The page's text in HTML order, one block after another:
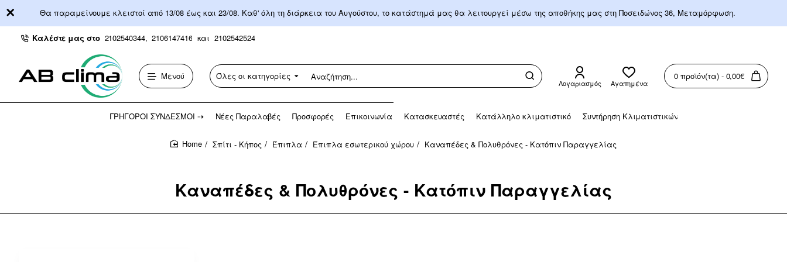
Θα παραμείνουμε κλειστοί από 13/08 έως και 23/08. Καθ' όλη τη διάρκεια του Αυγούστου, το κατάστημά μας θα λειτουργεί μέσω της αποθήκης μας στη Ποσειδώνος 36, Μεταμόρφωση.
Καλέστε μας στο 2102540344, 2106147416 και 2102542524
Μενού Όλες οι κατηγορίες
Αναζήτηση... Λογαριασμός Αγαπημένα
0 προϊόν(τα) - 0,00€
ΓΡΉΓΟΡΟΙ ΣΎΝΔΕΣΜΟΙ ⇢ Νέες Παραλαβές Προσφορές Επικοινωνία Κατασκευαστές Κατάλληλο κλιματιστικό Συντήρηση Κλιματιστικών
Καναπέδες & Πολυθρόνες - Κατόπιν Παραγγελίας
Σπίτι - Κήπος Έπιπλα Έπιπλα εσωτερικού χώρου Καναπέδες & Πολυθρόνες - Κατόπιν Παραγγελίας